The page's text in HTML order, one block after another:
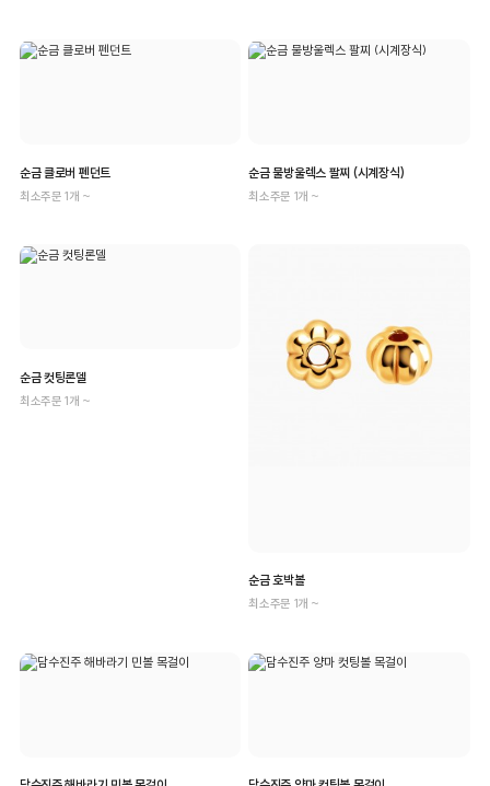
순금 클로버 펜던트
최소주문 1개 ~
순금 물방울렉스 팔찌 (시계장식)
최소주문 1개 ~
순금 컷팅론델
최소주문 1개 ~
순금 호박볼
최소주문 1개 ~